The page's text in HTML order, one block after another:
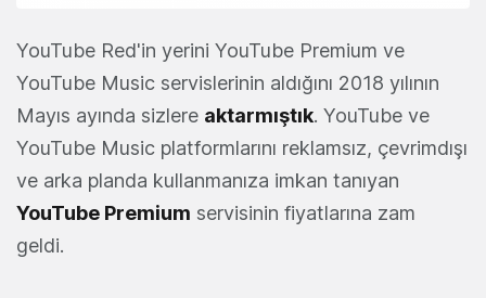
YouTube Red'in yerini YouTube Premium ve
YouTube Music servislerinin aldığını 2018 yılının
Mayıs ayında sizlere aktarmıştık. YouTube ve
YouTube Music platformlarını reklamsız, çevrimdışı
ve arka planda kullanmanıza imkan tanıyan
YouTube Premium servisinin fiyatlarına zam
geldi.